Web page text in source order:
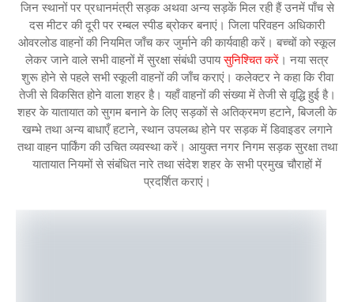
जिन स्थानों पर प्रधानमंत्री सड़क अथवा अन्य सड़कें मिल रही हैं उनमें पाँच से
दस मीटर की दूरी पर रम्बल स्पीड ब्रोकर बनाएं। जिला परिवहन अधिकारी
ओवरलोड वाहनों की नियमित जाँच कर जुर्माने की कार्यवाही करें। बच्चों को स्कूल
लेकर जाने वाले सभी वाहनों में सुरक्षा संबंधी उपायसुनिश्चित करें । नया सत्र
शुरू होने से पहले सभी स्कूली वाहनों की जाँच कराएं। कलेक्टर ने कहा कि रीवा
तेजी से विकसित होने वाला शहर है। यहाँ वाहनों की संख्या में तेजी से वृद्धि हुई है।
शहर के यातायात को सुगम बनाने के लिए सड़कों से अतिक्रमण हटाने, बिजली के
खम्भे तथा अन्य बाधाएँ हटाने, स्थान उपलब्ध होने पर सड़क में डिवाइडर लगाने
तथा वाहन पार्किंग की उचित व्यवस्था करें। आयुक्त नगर निगम सड़क सुरक्षा तथा
यातायात नियमों से संबंधित नारे तथा संदेश शहर के सभी प्रमुख चौराहों में
प्रदर्शित कराएं।